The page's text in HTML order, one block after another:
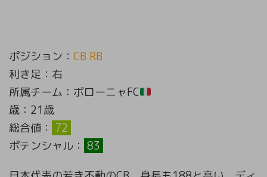
ポジション： CB RB
利き足：右
所属チーム：ボローニャFC
歳：21歳
総合値： 72
ポテンシャル： 83